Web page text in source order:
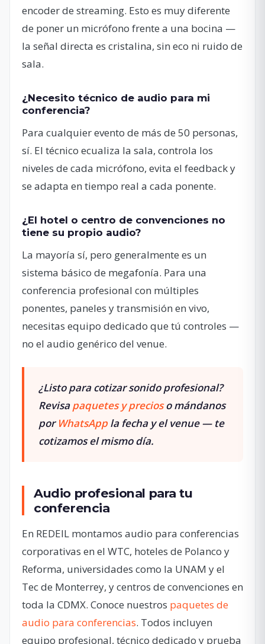
encoder de streaming. Esto es muy diferente
de poner un micrófono frente a una bocina —
la señal directa es cristalina, sin eco ni ruido de
sala.
¿Necesito técnico de audio para mi
conferencia?
Para cualquier evento de más de 50 personas,
sí. El técnico ecualiza la sala, controla los
niveles de cada micrófono, evita el feedback y
se adapta en tiempo real a cada ponente.
¿El hotel o centro de convenciones no
tiene su propio audio?
La mayoría sí, pero generalmente es un
sistema básico de megafonía. Para una
conferencia profesional con múltiples
ponentes, paneles y transmisión en vivo,
necesitas equipo dedicado que tú controles —
no el audio genérico del venue.
¿Listo para cotizar sonido profesional?
Revisapaquetes y precioso mándanos
por WhatsAppla fecha y el venue — te
cotizamos el mismo día.
Audio profesional para tu
conferencia
En REDEIL montamos audio para conferencias
corporativas en el WTC, hoteles de Polanco y
Reforma, universidades como la UNAM y el
Tec de Monterrey, y centros de convenciones en
toda la CDMX. Conoce nuestros paquetes de
audio para conferencias. Todos incluyen
equipo profesional, técnico dedicado y prueba